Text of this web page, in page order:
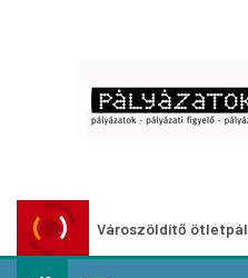
Városzöldítő ötletpályázat